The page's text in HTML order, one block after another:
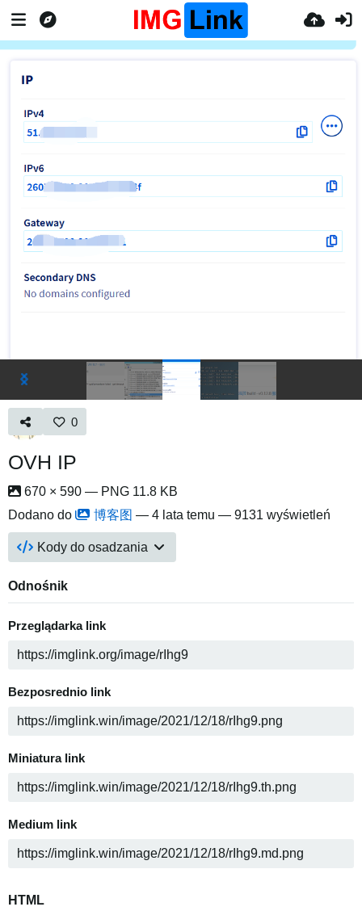
0
OVH IP
670 × 590 — PNG 11.8 KB
Dodano do
博客图 — 4 lata temu — 9131 wyświetleń
Kody do osadzania
Odnośnik
Przeglądarka link
Bezposrednio link
Miniatura link
Medium link
HTML